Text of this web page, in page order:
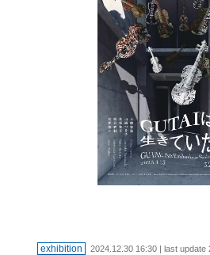
exhibition 2024.12.30 16:30 | last update